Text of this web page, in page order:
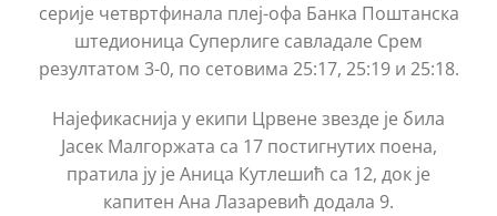
серије четвртфинала плеј-офа Банка Поштанска
штедионица Суперлиге савладале Срем
резултатом 3-0, по сетовима 25:17, 25:19 и 25:18.
Најефикаснија у екипи Црвене звезде је била
Јасек Малгоржата са 17 постигнутих поена,
пратила ју је Аница Кутлешић са 12, док је
капитен Ана Лазаревић додала 9.